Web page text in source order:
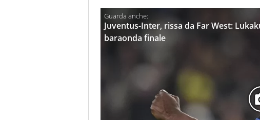
Juventus-Inter, rissa da Far West:
baraonda finale